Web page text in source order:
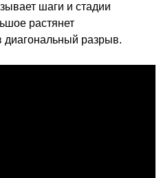
шаги и стадии
растянет
диагональный разрыв.